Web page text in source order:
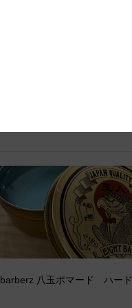
barberz 八玉ポマード ハード